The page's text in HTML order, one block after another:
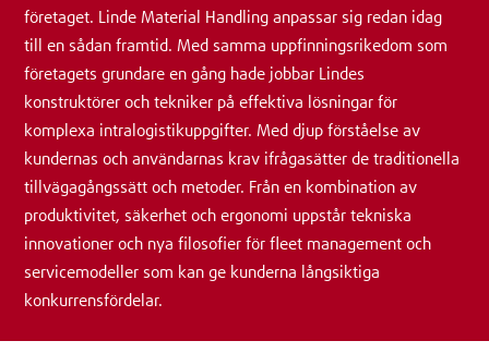
företaget. Linde Material Handling anpassar sig redan idag
till en sådan framtid. Med samma uppfinningsrikedom som
företagets grundare en gång hade jobbar Lindes
konstruktörer och tekniker på effektiva lösningar för
komplexa intralogistikuppgifter. Med djup förståelse av
kundernas och användarnas krav ifrågasätter de traditionella
tillvägagångssätt och metoder. Från en kombination av
produktivitet, säkerhet och ergonomi uppstår tekniska
innovationer och nya filosofier för fleet management och
servicemodeller som kan ge kunderna långsiktiga
konkurrensfördelar.